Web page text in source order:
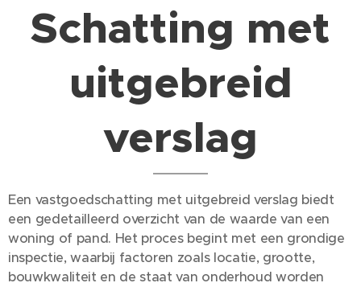
Schatting met
uitgebreid
verslag
Een vastgoedschatting met uitgebreid verslag biedt
een gedetailleerd overzicht van de waarde van een
woning of pand. Het proces begint met een grondige
inspectie, waarbij factoren zoals locatie, grootte,
bouwkwaliteit en de staat van onderhoud worden